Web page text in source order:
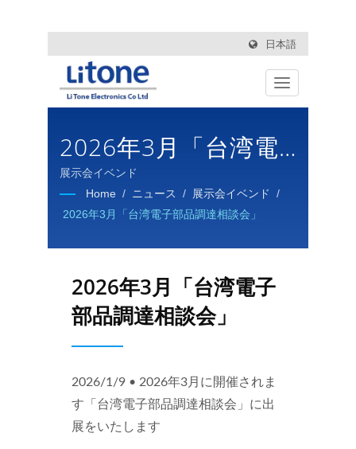
日本語
2026年3月「台湾電
子部品調達相談会」
展示会イベンド
Home / ニュース / 展示会イベンド
/
2026年3月「台湾電子部品調達相談会」
2026年3月「台湾電子
部品調達相談会」
2026/1/9 • 2026年3月に開催されま
す「台湾電子部品調達相談会」に出
展をいたします